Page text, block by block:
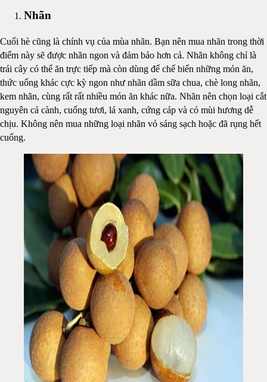
Nhãn
Cuối hè cũng là chính vụ của mùa nhãn. Bạn nên mua nhãn trong thời
điểm này sẽ được nhãn ngon và đảm bảo hơn cả. Nhãn không chỉ là
trái cây có thể ăn trực tiếp mà còn dùng để chế biến những món ăn,
thức uống khác cực kỳ ngon như nhãn dầm sữa chua, chè long nhãn,
kem nhãn, cùng rất rất nhiều món ăn khác nữa. Nhãn nên chọn loại cắt
nguyên cả cành, cuống tươi, lá xanh, cứng cáp và có mùi hương dễ
chịu. Không nên mua những loại nhãn vỏ sáng sạch hoặc đã rụng hết
cuống.